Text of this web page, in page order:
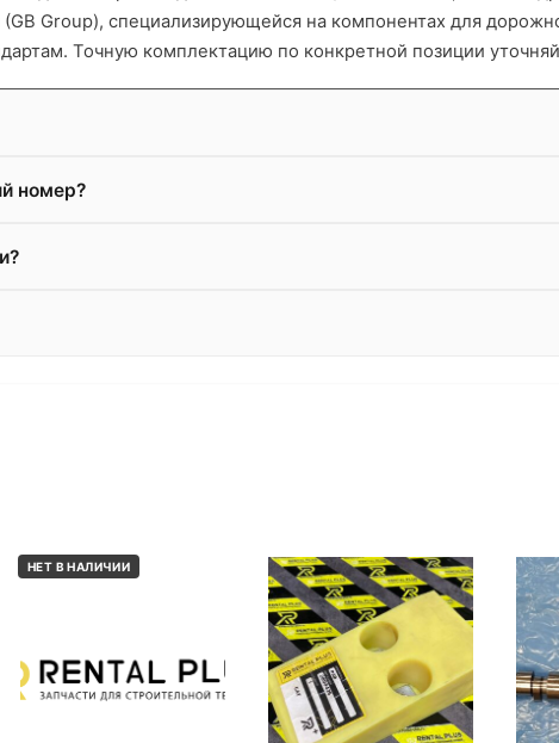
(GB Group), специализирующейся на компонентах для
Точную комплектацию по конкретной позиции
номер?
НЕТ В НАЛИЧИИ